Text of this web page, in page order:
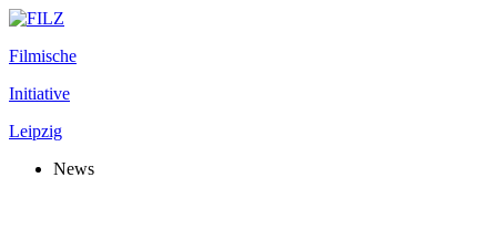
Filmische
Initiative
Leipzig
News